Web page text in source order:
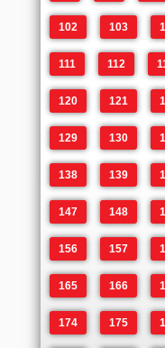
102 103
111 112
120 121
129 130
138 139
147 148
156 157
165 166
174 175